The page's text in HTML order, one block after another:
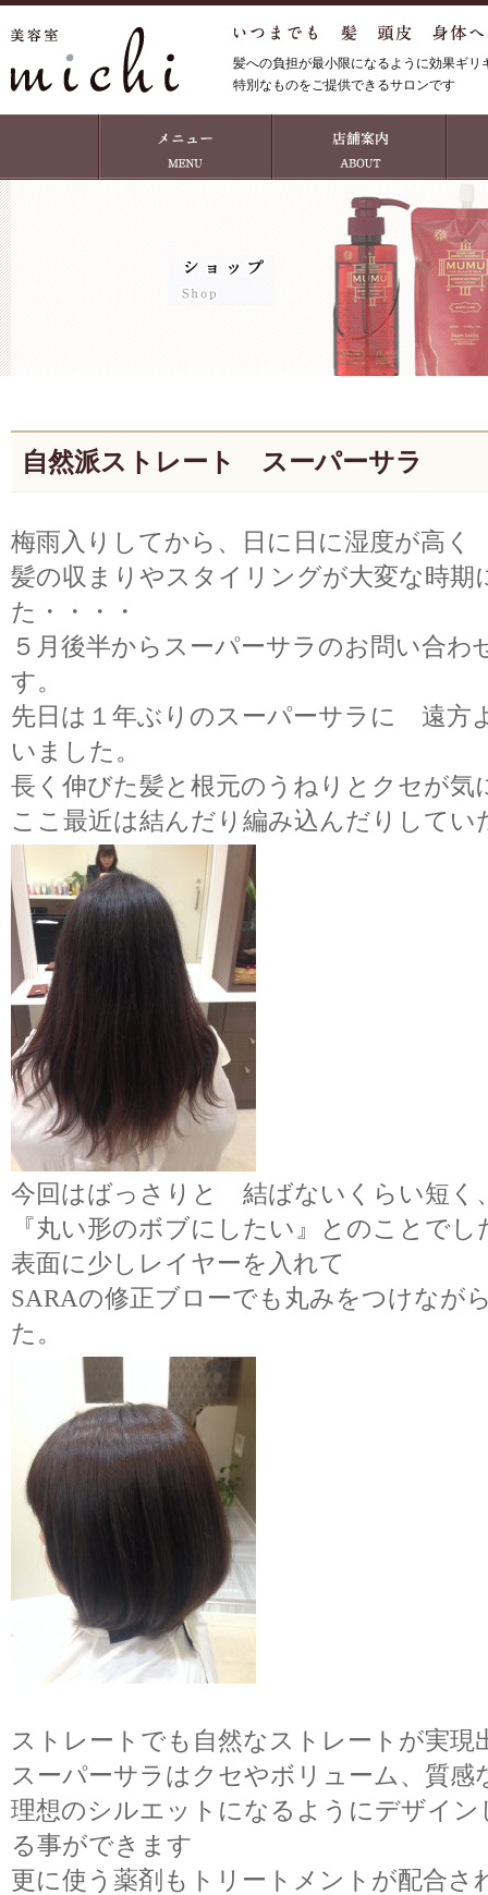
髪への負担が最小限になるように効果ギ
特別なものをご提供できるサロンです
自然派ストレート スーパーサラ
梅雨入りしてから、日に日に湿度が高く
髪の収まりやスタイリングが大変な時期
た・・・・
５月後半からスーパーサラのお問い合わ
す。
先日は１年ぶりのスーパーサラに 遠方
いました。
長く伸びた髪と根元のうねりとクセが気
ここ最近は結んだり編み込んだりしてい
今回はばっさりと 結ばないくらい短く
『丸い形のボブにしたい』とのことでし
表面に少しレイヤーを入れて
SARAの修正ブローでも丸みをつけなが
た。
ストレートでも自然なストレートが実現
スーパーサラはクセやボリューム、質
理想のシルエットになるようにデザイ
る事ができます
更に使う薬剤もトリートメントが配合さ